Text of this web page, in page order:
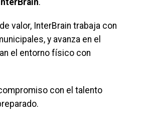
.
valor, InterBrain trabaja con
y avanza en el
el entorno físico con
con el talento